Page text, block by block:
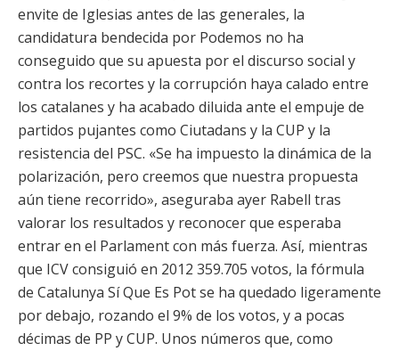
envite de Iglesias antes de las generales, la
candidatura bendecida por Podemos no ha
conseguido que su apuesta por el discurso social y
contra los recortes y la corrupción haya calado entre
los catalanes y ha acabado diluida ante el empuje de
partidos pujantes como Ciutadans y la CUP y la
resistencia del PSC. «Se ha impuesto la dinámica de la
polarización, pero creemos que nuestra propuesta
aún tiene recorrido», aseguraba ayer Rabell tras
valorar los resultados y reconocer que esperaba
entrar en el Parlament con más fuerza. Así, mientras
que ICV consiguió en 2012 359.705 votos, la fórmula
de Catalunya Sí Que Es Pot se ha quedado ligeramente
por debajo, rozando el 9% de los votos, y a pocas
décimas de PP y CUP. Unos números que, como